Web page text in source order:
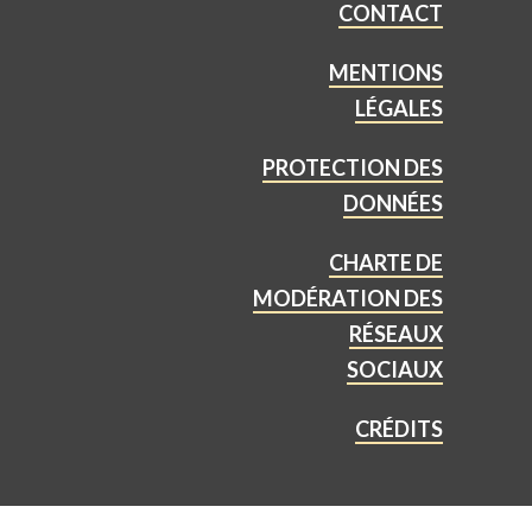
CONTACT
MENTIONS
LÉGALES
PROTECTION DES
DONNÉES
CHARTE DE
MODÉRATION DES
RÉSEAUX
SOCIAUX
CRÉDITS